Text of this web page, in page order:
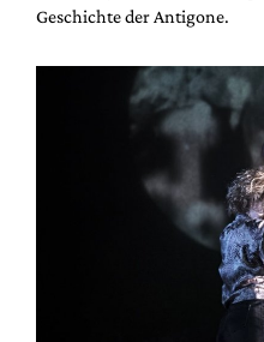
Geschichte der Antigone.